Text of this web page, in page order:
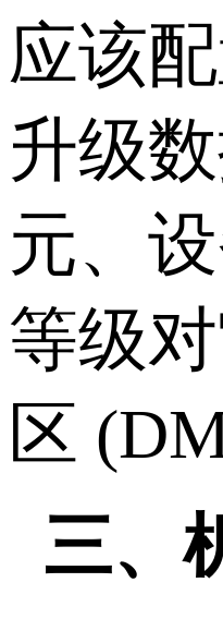
应该
升级
元、
等级
区
三、